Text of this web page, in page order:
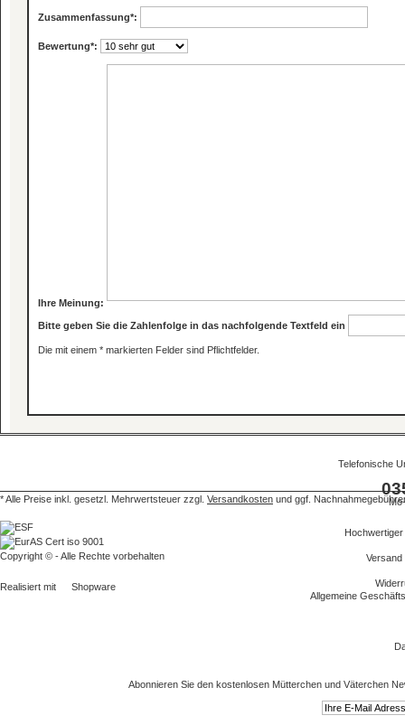
Zusammenfassung*:
Bewertung*:
Ihre Meinung:
Bitte geben Sie die Zahlenfolge in das nachfolgende Textfeld ein
Die mit einem * markierten Felder sind Pflichtfelder.
Telefonische
Versand
Allgemeine
Abonnieren Sie den kostenlosen Mütterchen und Väterchen
* Alle Preise inkl. gesetzl. Mehrwertsteuer zzgl. Versandkosten und ggf.
Copyright © - Alle Rechte vorbehalten
Realisiert mit Shopware